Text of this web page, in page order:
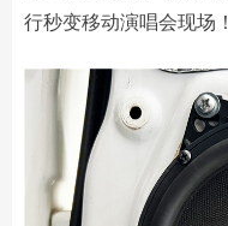
行秒变移动演唱会现场！